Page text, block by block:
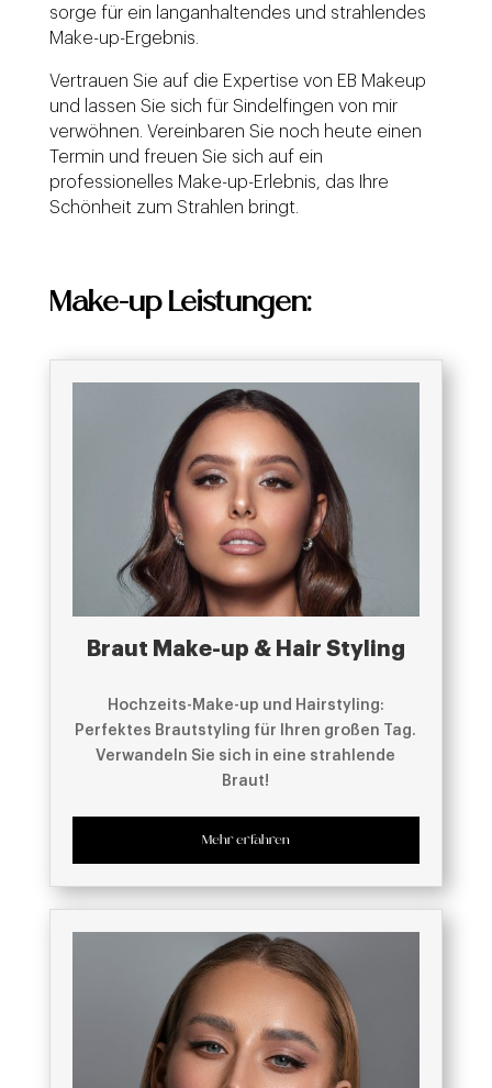
sorge für ein langanhaltendes und strahlendes
Make-up-Ergebnis.
Vertrauen Sie auf die Expertise von EB Makeup
und lassen Sie sich für Sindelfingen von mir
verwöhnen. Vereinbaren Sie noch heute einen
Termin und freuen Sie sich auf ein
professionelles Make-up-Erlebnis, das Ihre
Schönheit zum Strahlen bringt.
Make-up Leistungen:
Braut Make-up & Hair Styling
Hochzeits-Make-up und Hairstyling:
Perfektes Brautstyling für Ihren großen Tag.
Verwandeln Sie sich in eine strahlende
Braut!
Mehr erfahren